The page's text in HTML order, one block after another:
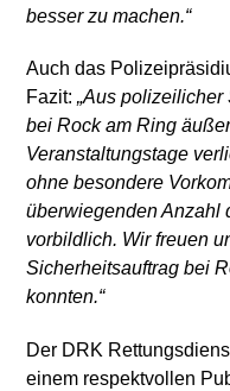
besser zu machen.“
Auch das
Fazit:„Aus
bei Rock am Ring
Veranstaltungstage
ohne besondere
überwiegenden Anzahl
vorbildlich. Wir freuen
Sicherheitsauftrag bei
konnten.“
Der DRK
einem respektvollen